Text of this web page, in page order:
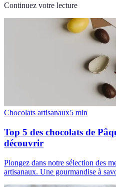
Continuez votre lecture
Chocolats artisanaux5 min
Top 5 des chocolats de
découvrir
Plongez dans notre sélection des
artisanaux. Une gourmandise à